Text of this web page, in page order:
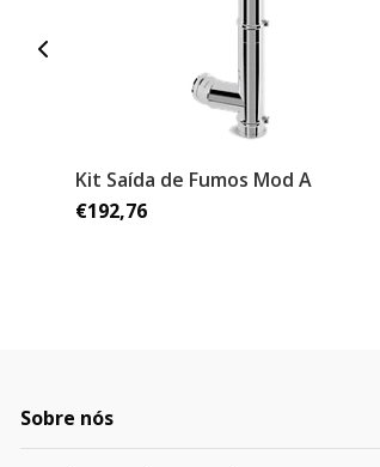
Kit Saída de Fumos Mod A
€192,76
Sobre nós